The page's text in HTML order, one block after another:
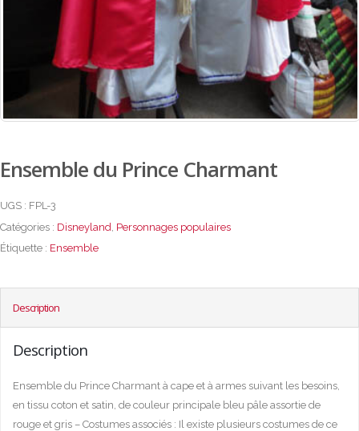
Ensemble du Prince Charmant
UGS : FPL-3
Catégories : Disneyland Personnages populaires
Étiquette : Ensemble
Description
Description
Ensemble du Prince Charmant à cape et à armes suivant les besoins,
en tissu coton et satin, de couleur principale bleu pâle assortie de
rouge et gris – Costumes associés : Il existe plusieurs costumes de ce